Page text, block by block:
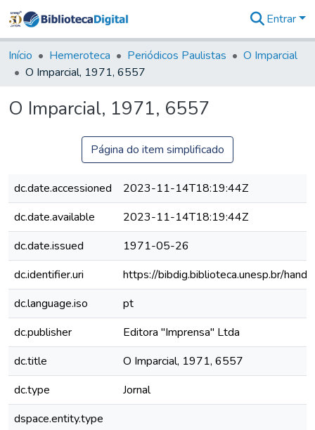
&
Coleções
Tudo na
Digital
Entrar
Início Hemeroteca Periódicos Paulistas
O Imparcial
O Imparcial, 1971, 6557
O Imparcial, 1971, 6557
Página do item simplificado
dc.date.accessioned
2023-11-14T18:19:44Z
dc.date.available
2023-11-14T18:19:44Z
dc.date.issued
1971-05-26
dc.identifier.uri
https://bibdig.biblioteca.unesp.br/
dc.language.iso
pt
dc.publisher
Editora "Imprensa" Ltda
dc.title
O Imparcial, 1971, 6557
dc.type
Jornal
dspace.entity.type